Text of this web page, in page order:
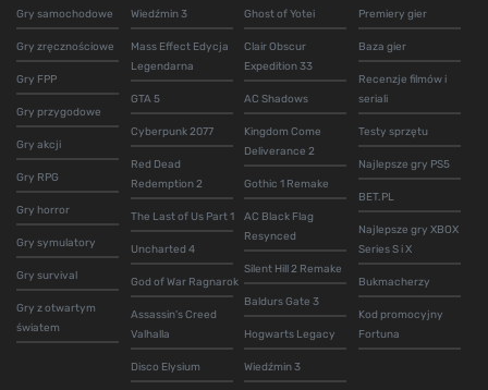
Gry samochodowe
Gry zręcznościowe
Gry FPP
Gry przygodowe
Gry akcji
Gry RPG
Gry horror
Gry symulatory
Gry survival
Gry z otwartym
światem
Wiedźmin 3
Mass Effect Edycja
Legendarna
GTA 5
Cyberpunk 2077
Red Dead
Redemption 2
The Last of Us Part 1
Uncharted 4
God of War Ragnarok
Assassin's Creed
Valhalla
Disco Elysium
Ghost of Yotei
Clair Obscur
Expedition 33
AC Shadows
Kingdom Come
Deliverance 2
Gothic 1 Remake
AC Black Flag
Resynced
Silent Hill 2 Remake
Baldurs Gate 3
Hogwarts Legacy
Wiedźmin 3
Premiery gier
Baza gier
Recenzje filmów i
seriali
Testy sprzętu
Najlepsze gry PS5
BET.PL
Najlepsze gry XBOX
Series S i X
Bukmacherzy
Kod promocyjny
Fortuna